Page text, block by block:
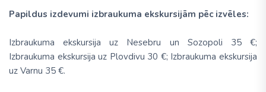
Papildus izdevumi izbraukuma ekskursijām pēc izvēles:
Izbraukuma ekskursija uz Nesebru un Sozopoli 35 €;
Izbraukuma ekskursija uz Plovdivu 30 €; Izbraukuma ekskursija
uz Varnu 35 €.